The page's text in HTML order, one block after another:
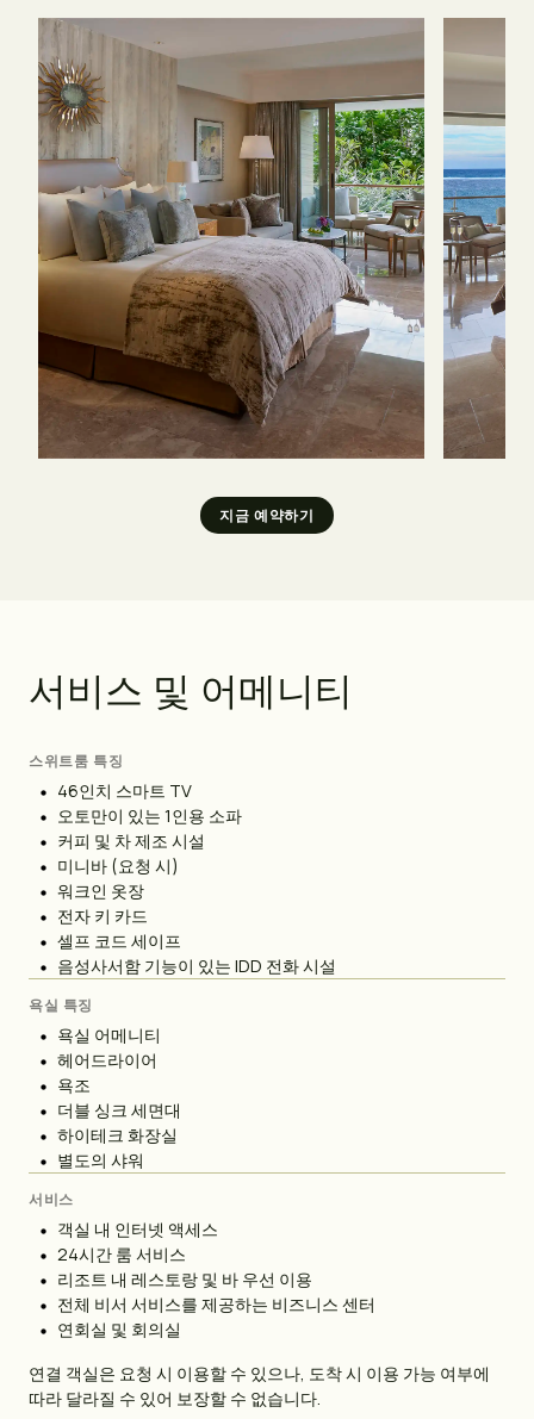
지금 예약하기
서비스 및 어메니티
스위트룸 특징
46인치 스마트 TV
오토만이 있는 1인용 소파
커피 및 차 제조 시설
미니바 (요청 시)
워크인 옷장
전자 키 카드
셀프 코드 세이프
음성사서함 기능이 있는 IDD 전화 시설
욕실 특징
욕실 어메니티
헤어드라이어
욕조
더블 싱크 세면대
하이테크 화장실
별도의 샤워
서비스
객실 내 인터넷 액세스
24시간 룸 서비스
리조트 내 레스토랑 및 바 우선 이용
전체 비서 서비스를 제공하는 비즈니스 센터
연회실 및 회의실
연결 객실은 요청 시 이용할 수 있으나, 도착 시 이용 가능 여부에
따라 달라질 수 있어 보장할 수 없습니다.